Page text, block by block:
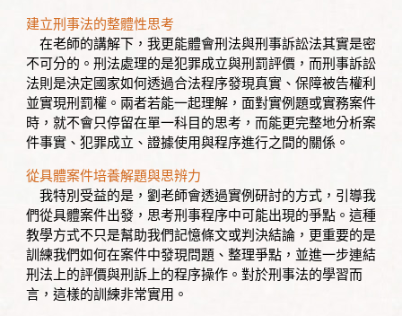
建立刑事法的整體性思考
在老師的講解下，我更能體會刑法與刑事訴訟法其實是密
不可分的。刑法處理的是犯罪成立與刑罰評價，而刑事訴訟
法則是決定國家如何透過合法程序發現真實、保障被告權利
並實現刑罰權。兩者若能一起理解，面對實例題或實務案件
時，就不會只停留在單一科目的思考，而能更完整地分析案
件事實、犯罪成立、證據使用與程序進行之間的關係。
從具體案件培養解題與思辨力
我特別受益的是，劉老師會透過實例研討的方式，引導我
們從具體案件出發，思考刑事程序中可能出現的爭點。這種
教學方式不只是幫助我們記憶條文或判決結論，更重要的是
訓練我們如何在案件中發現問題、整理爭點，並進一步連結
刑法上的評價與刑訴上的程序操作。對於刑事法的學習而
言，這樣的訓練非常實用。